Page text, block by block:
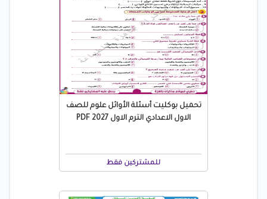
تحميل بوكليت أسئلة الأوائل علوم للصف
الاول الاعدادي الترم الاول 2027 PDF
للمشتركين فقط